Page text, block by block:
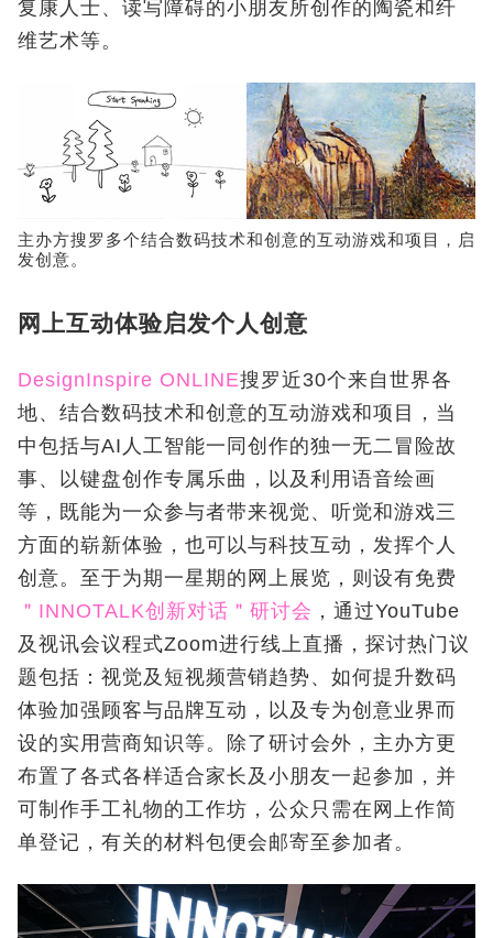
复康人士、读写障碍的小朋友所创作的陶瓷和纤
维艺术等。
主办方搜罗多个结合数码技术和创意的互动游戏和项目，启
发创意。
网上互动体验启发个人创意
DesignInspire ONLINE搜罗近30个来自世界各
地、结合数码技术和创意的互动游戏和项目，当
中包括与AI人工智能一同创作的独一无二冒险故
事、以键盘创作专属乐曲，以及利用语音绘画
等，既能为一众参与者带来视觉、听觉和游戏三
方面的崭新体验，也可以与科技互动，发挥个人
创意。至于为期一星期的网上展览，则设有免费
＂INNOTALK创新对话＂研讨会 ，通过YouTube
及视讯会议程式Zoom进行线上直播，探讨热门议
题包括：视觉及短视频营销趋势、如何提升数码
体验加强顾客与品牌互动，以及专为创意业界而
设的实用营商知识等。除了研讨会外，主办方更
布置了各式各样适合家长及小朋友一起参加，并
可制作手工礼物的工作坊，公众只需在网上作简
单登记，有关的材料包便会邮寄至参加者。